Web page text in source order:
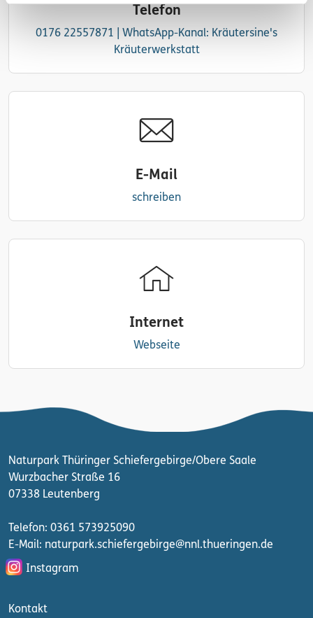
Telefon
0176 22557871 | WhatsApp-Kanal: Kräutersine's
Kräuterwerkstatt
E-Mail
schreiben
Internet
Webseite
Naturpark Thüringer Schiefergebirge/Obere Saale
Wurzbacher Straße 16
07338 Leutenberg
Telefon: 0361 573925090
E-Mail: naturpark.schiefergebirge@nnl.thueringen.de
Instagram
Kontakt